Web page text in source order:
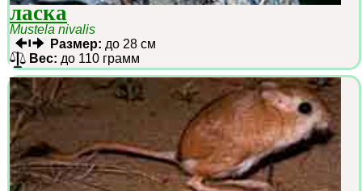
ласка
Mustela nivalis
Размер: до 28 см
Вес: до 110 грамм